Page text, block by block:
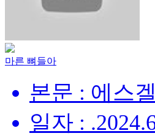
마른 뼈들아
본문 : 에스
일자 :